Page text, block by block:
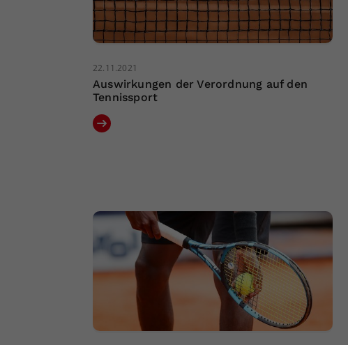
22.11.2021
Auswirkungen der Verordnung auf den
Tennissport